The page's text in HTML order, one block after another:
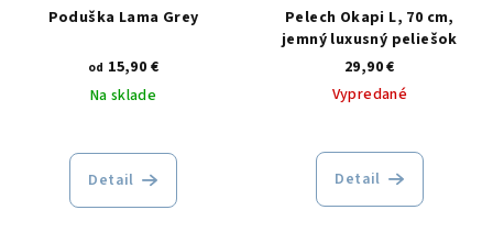
Poduška Lama Grey
od 15,90 €
Na sklade
Detail
Pelech Okapi L, 70 cm,
jemný luxusný peliešok
29,90 €
Vypredané
Detail